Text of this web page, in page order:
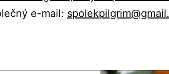
e-mail: